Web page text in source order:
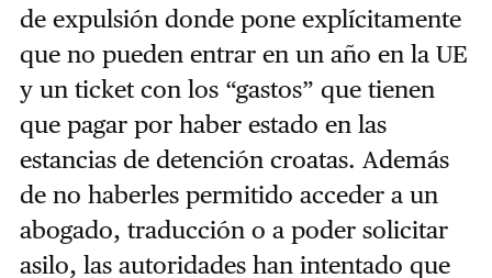
de expulsión donde pone explícitamente
que no pueden entrar en un año en la UE
y un ticket con los “gastos” que tienen
que pagar por haber estado en las
estancias de detención croatas. Además
de no haberles permitido acceder a un
abogado, traducción o a poder solicitar
asilo, las autoridades han intentado que